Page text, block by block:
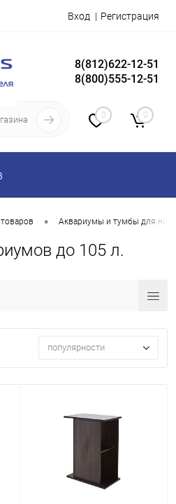
Вход Регистрация
8(812)622-12-51
8(800)555-12-51
0 0
• Аквариумы и тумбы для них
до 105 л.
популярности